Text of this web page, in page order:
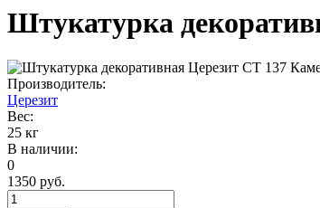
Штукатурка
Производитель:
Церезит
Вес:
25 кг
В наличии:
0
1350 руб.